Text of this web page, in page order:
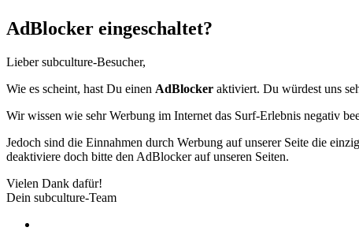
AdBlocker eingeschaltet?
Lieber subculture-Besucher,
Wie es scheint, hast Du einen AdBlocker aktiviert. Du würdest uns
Wir wissen wie sehr Werbung im Internet das Surf-Erlebnis negativ
Jedoch sind die Einnahmen durch Werbung auf unserer Seite die
deaktiviere doch bitte den AdBlocker auf unseren Seiten.
Vielen Dank dafür!
Dein subculture-Team